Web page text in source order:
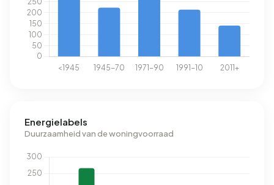
Energielabels
Duurzaamheid van de woningvoorraad